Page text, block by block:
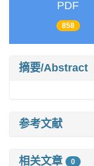
PDF
858
摘要/Abstract
参考文献
相关文章 0